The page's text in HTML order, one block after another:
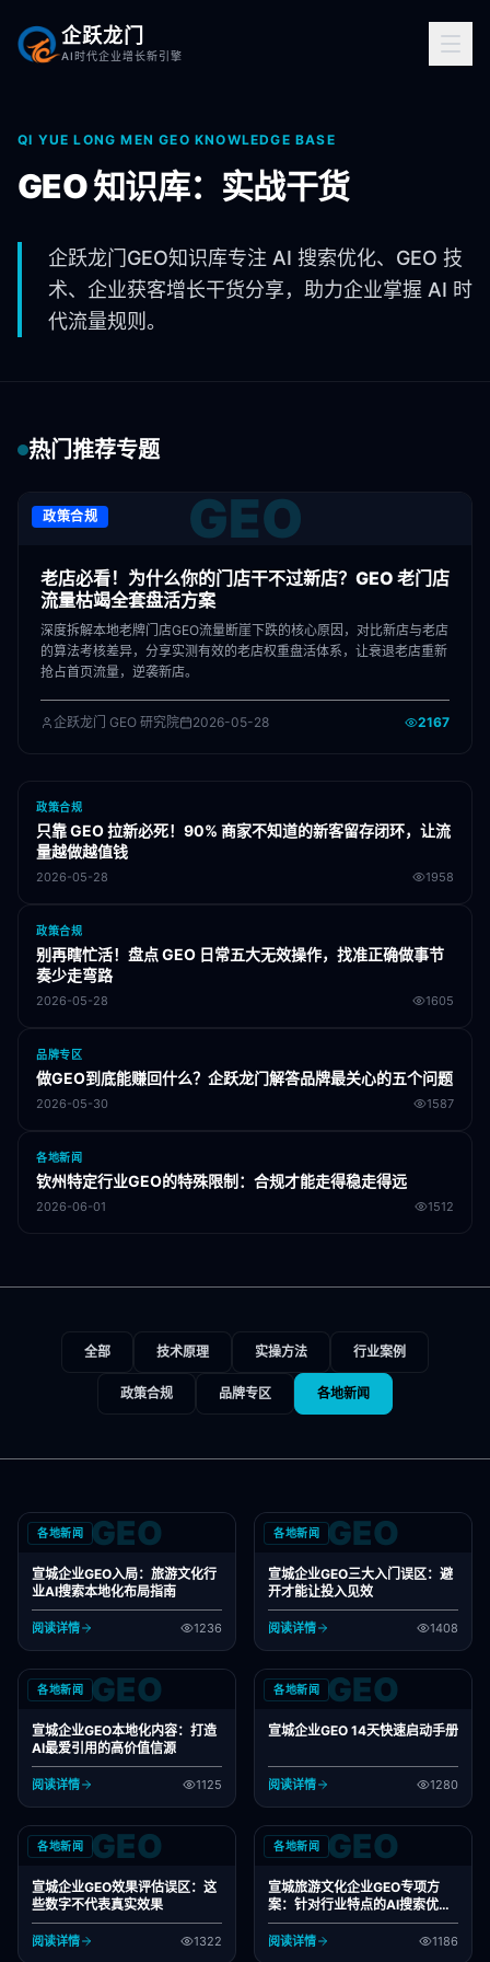
企跃龙门
AI时代企业增长新引擎
QI YUE LONG MEN GEO KNOWLEDGE BASE
GEO 知识库：实战干货
企跃龙门GEO知识库专注 AI 搜索优化、GEO 技
术、企业获客增长干货分享，助力企业掌握 AI 时
代流量规则。
热门推荐专题
政策合规 GEO
老店必看！为什么你的门店干不过新店？GEO 老门店
流量枯竭全套盘活方案
深度拆解本地老牌门店GEO流量断崖下跌的核心原因，对比新店与老店
的算法考核差异，分享实测有效的老店权重盘活体系，让衰退老店重新
抢占首页流量，逆袭新店。
企跃龙门 GEO 研究院 2026-05-28 2167
政策合规
只靠 GEO 拉新必死！90% 商家不知道的新客留存闭环，让流
量越做越值钱
2026-05-28 1958
政策合规
别再瞎忙活！盘点 GEO 日常五大无效操作，找准正确做事节
奏少走弯路
2026-05-28 1605
品牌专区
做GEO到底能赚回什么？企跃龙门解答品牌最关心的五个问题
2026-05-30 1587
各地新闻
钦州特定行业GEO的特殊限制：合规才能走得稳走得远
2026-06-01 1512
全部 技术原理 实操方法 行业案例
政策合规 品牌专区 各地新闻
各地新闻 GEO
宣城企业GEO入局：旅游文化行
业AI搜索本地化布局指南
阅读详情 1236
各地新闻 GEO
宣城企业GEO三大入门误区：避
开才能让投入见效
阅读详情 1408
各地新闻 GEO
宣城企业GEO本地化内容：打造
AI最爱引用的高价值信源
阅读详情 1125
各地新闻 GEO
宣城企业GEO 14天快速启动手册
阅读详情 1280
各地新闻 GEO
宣城企业GEO效果评估误区：这
些数字不代表真实效果
阅读详情 1322
各地新闻 GEO
宣城旅游文化企业GEO专项方
案：针对行业特点的AI搜索优化
指南
阅读详情 1186